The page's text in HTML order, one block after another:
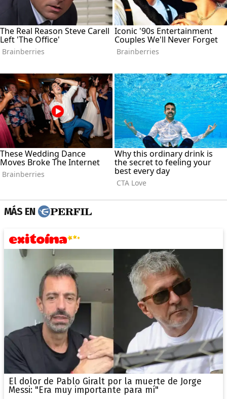
MÁS EN
El dolor de Pablo Giralt por la muerte de Jorge
Messi: "Era muy importante para mí"